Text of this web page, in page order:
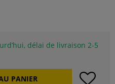
délai de livraison 2-5
PANIER